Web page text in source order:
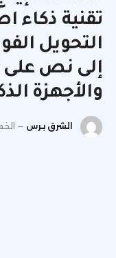
تقنية ذكاء
التحويل
إلى نص على
والأجهزة
الشرق برس الخميس